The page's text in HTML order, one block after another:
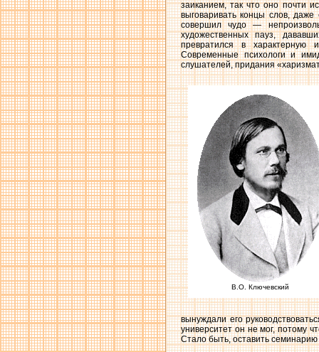
заиканием, так что оно почти
выговаривать концы слов,
совершил чудо —
художественных пауз,
превратился в характерную
Современные психологи и
слушателей, придания
В.О. Ключевский
вынуждали его
университет он не мог, потому
Стало быть, оставить